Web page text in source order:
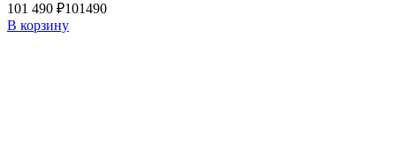
101 490 ₽101490
В корзину